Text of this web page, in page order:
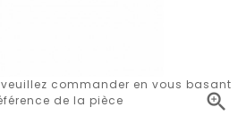

commander en vous basant
de la pièce